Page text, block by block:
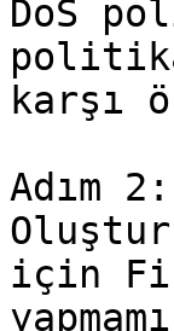
DoS
karşı
Adım
için